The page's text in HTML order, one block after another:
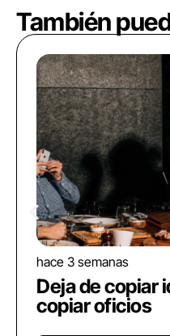
También
hace 3 semanas
Deja de copiar
copiar oficios